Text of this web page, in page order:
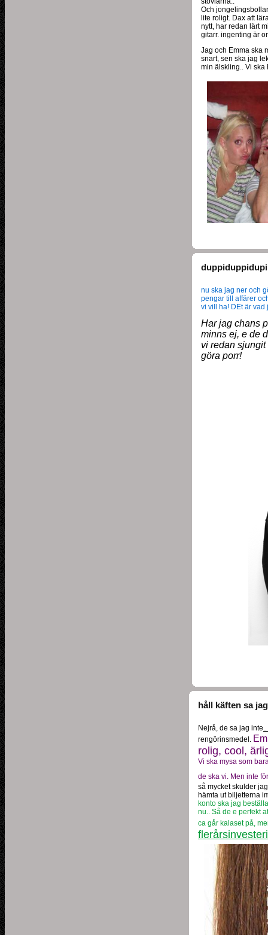
Och
lite roligt. Dax att
nytt, har redan lärt
gitarr. ingenting är
Jag och Emma ska
snart, sen ska jag
min älskling.. Vi ska
duppiduppidupi
nu ska jag ner och
pengar till affärer
vi vill ha! DEt är vad
Har jag chans
minns ej, e de
vi redan
göra porr!
håll käften sa jag
Nejrå, de sa jag inte
rengörinsmedel.
rolig, cool,
Vi ska mysa som
de ska vi. Men inte
så mycket skulder
hämta ut biljetterna
konto ska jag
nu.. Så de e perfekt
ca går kalaset på,